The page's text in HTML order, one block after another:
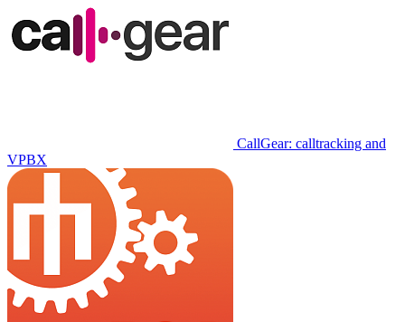
CallGear: calltracking and
VPBX